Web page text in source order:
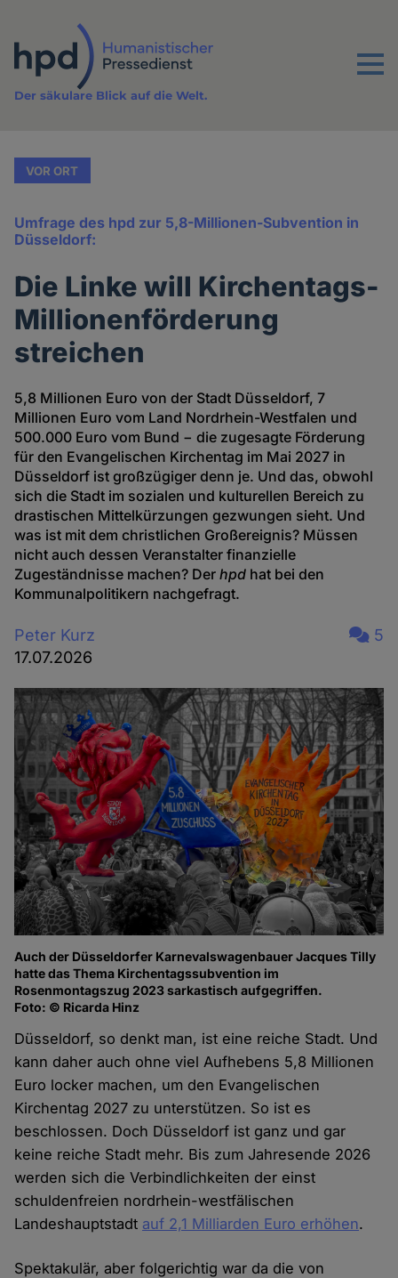
Inhalt
Menu
Der säkulare Blick auf die Welt.
VOR ORT
Umfrage des hpd zur 5,8-Millionen-Subvention in
Düsseldorf:
Die Linke will Kirchentags-
Millionenförderung
streichen
5,8 Millionen Euro von der Stadt Düsseldorf, 7
Millionen Euro vom Land Nordrhein-Westfalen und
500.000 Euro vom Bund − die zugesagte Förderung
für den Evangelischen Kirchentag im Mai 2027 in
Düsseldorf ist großzügiger denn je. Und das, obwohl
sich die Stadt im sozialen und kulturellen Bereich zu
drastischen Mittelkürzungen gezwungen sieht. Und
was ist mit dem christlichen Großereignis? Müssen
nicht auch dessen Veranstalter finanzielle
Zugeständnisse machen? Derhpd hat bei den
Kommunalpolitikern nachgefragt.
Peter Kurz
17.07.2026
5
Auch der Düsseldorfer Karnevalswagenbauer Jacques Tilly
hatte das Thema Kirchentagssubvention im
Rosenmontagszug 2023 sarkastisch aufgegriffen.
Foto: © Ricarda Hinz
Düsseldorf, so denkt man, ist eine reiche Stadt. Und
kann daher auch ohne viel Aufhebens 5,8 Millionen
Euro locker machen, um den Evangelischen
Kirchentag 2027 zu unterstützen. So ist es
beschlossen. Doch Düsseldorf ist ganz und gar
keine reiche Stadt mehr. Bis zum Jahresende 2026
werden sich die Verbindlichkeiten der einst
schuldenfreien nordrhein-westfälischen
Landeshauptstadt auf 2,1 Milliarden Euro erhöhen.
Spektakulär, aber folgerichtig war da die von